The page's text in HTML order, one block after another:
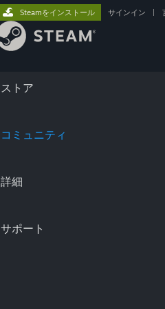
ストア
コミュニティ
詳細
サポート
Steamをインストール サインイン